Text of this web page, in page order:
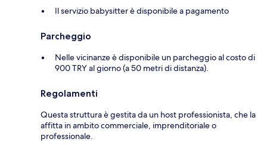
Il servizio babysitter è disponibile a pagamento
Parcheggio
Nelle vicinanze è disponibile un parcheggio al costo di
900 TRY al giorno (a 50 metri di distanza).
Regolamenti
Questa struttura è gestita da un host professionista, che la
affitta in ambito commerciale, imprenditoriale o
professionale.